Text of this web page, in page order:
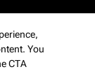
You
CTA